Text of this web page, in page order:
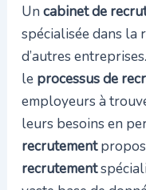
Un cabinet de
spécialisée dans la
d’autres
le processus de
employeurs à
leurs besoins en
recrutement
recrutement